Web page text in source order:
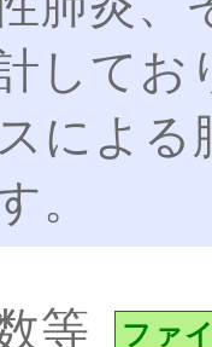
して
によ
。
等 ファ